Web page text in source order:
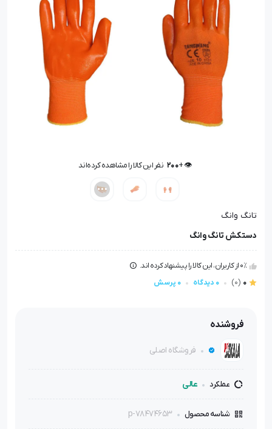
👁️ +
200 نفر این کالا را مشاهده کرده‌اند
تانگ وانگ
دستکش تانگ وانگ
0٪ از کاربران، این کالا را پیشنهاد کرده اند.
0
(0) 0 دیدگاه 0 پرسش
فروشنده
فروشگاه اصلی
عملکرد عالی
شناسه محصول p-78474653